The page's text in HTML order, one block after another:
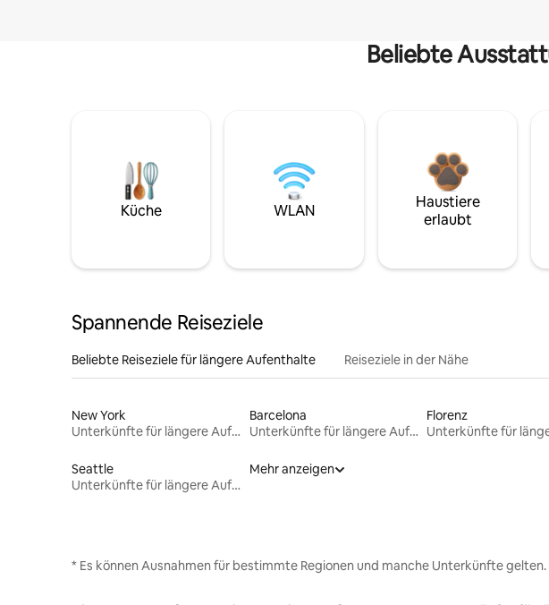
Beliebte
Küche WLAN
Haustiere
erlaubt
Spannende Reiseziele
Beliebte Reiseziele für längere Aufenthalte Reiseziele in der Nähe
New York
Unterkünfte für längere Aufenthalte
Barcelona
Unterkünfte für längere Aufenthalte
Florenz
Seattle
Unterkünfte für längere Aufenthalte
Mehr anzeigen
* Es können Ausnahmen für bestimmte Regionen und manche Unterkünfte gelten.